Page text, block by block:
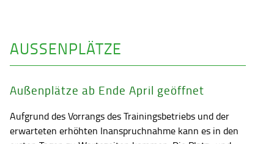
AUSSENPLÄTZE
Außenplätze ab Ende April geöffnet
Aufgrund des Vorrangs des Trainingsbetriebs und der
erwarteten erhöhten Inanspruchnahme kann es in den